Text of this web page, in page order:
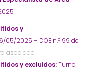
y
05/2025 – DOE n.º 99 de
asociado
y excluidos:Turno